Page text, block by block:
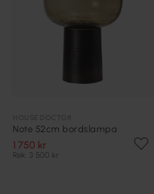
Note 52cm bordslampa
1 750 kr
Rek. 3 500 kr